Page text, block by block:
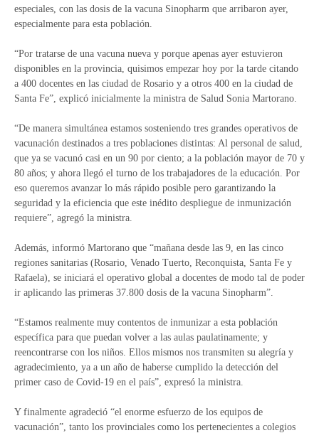
especiales, con las dosis de la vacuna Sinopharm que arribaron ayer,
especialmente para esta población.
“Por tratarse de una vacuna nueva y porque apenas ayer estuvieron
disponibles en la provincia, quisimos empezar hoy por la tarde citando
a 400 docentes en las ciudad de Rosario y a otros 400 en la ciudad de
Santa Fe”, explicó inicialmente la ministra de Salud Sonia Martorano.
“De manera simultánea estamos sosteniendo tres grandes operativos de
vacunación destinados a tres poblaciones distintas: Al personal de salud,
que ya se vacunó casi en un 90 por ciento; a la población mayor de 70 y
80 años; y ahora llegó el turno de los trabajadores de la educación. Por
eso queremos avanzar lo más rápido posible pero garantizando la
seguridad y la eficiencia que este inédito despliegue de inmunización
requiere”, agregó la ministra.
Además, informó Martorano que “mañana desde las 9, en las cinco
regiones sanitarias (Rosario, Venado Tuerto, Reconquista, Santa Fe y
Rafaela), se iniciará el operativo global a docentes de modo tal de poder
ir aplicando las primeras 37.800 dosis de la vacuna Sinopharm”.
“Estamos realmente muy contentos de inmunizar a esta población
específica para que puedan volver a las aulas paulatinamente; y
reencontrarse con los niños. Ellos mismos nos transmiten su alegría y
agradecimiento, ya a un año de haberse cumplido la detección del
primer caso de Covid-19 en el país”, expresó la ministra.
Y finalmente agradeció “el enorme esfuerzo de los equipos de
vacunación”, tanto los provinciales como los pertenecientes a colegios